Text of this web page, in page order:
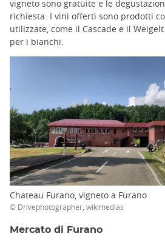
vigneto sono gratuite e le
richiesta. I vini offerti sono prodotti
utilizzate, come il Cascade e il
per i bianchi.
Chateau Furano, vigneto a Furano
© Drivephotographer, wikimedias
Mercato di Furano